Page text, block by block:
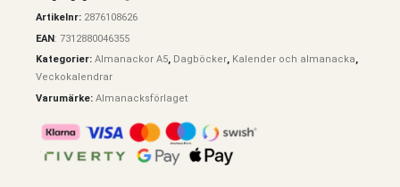
Artikelnr: 2876108626
EAN: 7312880046355
Kategorier: Almanackor A5, Dagböcker, Kalender och almanacka,
Veckokalendrar
Varumärke: Almanacksförlaget